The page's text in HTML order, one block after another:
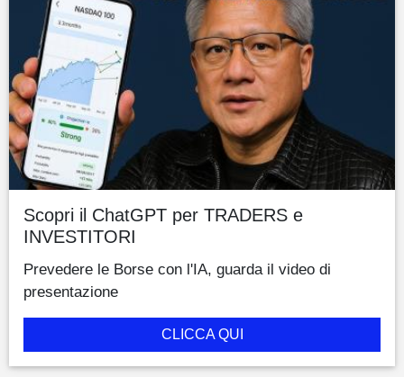
Scopri il ChatGPT per TRADERS e
INVESTITORI
Prevedere le Borse con l'IA, guarda il video di
presentazione
CLICCA QUI